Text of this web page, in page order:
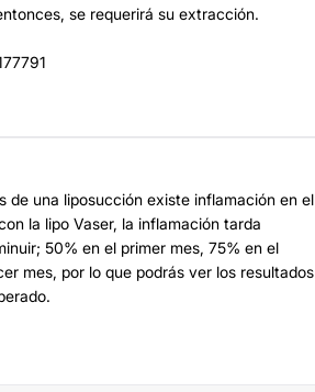
se requerirá su extracción.
de una liposucción existe inflamación en el
la lipo Vaser, la inflamación tarda
50% en el primer mes, 75% en el
mes, por lo que podrás ver los resultados